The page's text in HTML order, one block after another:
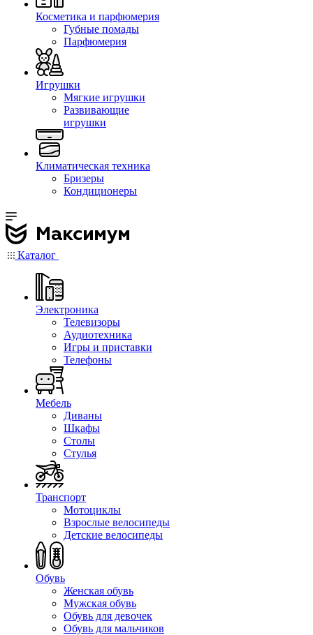
Косметика и парфюмерия
Губные помады
Парфюмерия
Игрушки
Мягкие игрушки
Развивающие
игрушки
Климатическая техника
Бризеры
Кондиционеры
Каталог
Электроника
Телевизоры
Аудиотехника
Игры и приставки
Телефоны
Мебель
Диваны
Шкафы
Столы
Стулья
Транспорт
Мотоциклы
Взрослые велосипеды
Детские велосипеды
Обувь
Женская обувь
Мужская обувь
Обувь для девочек
Обувь для мальчиков